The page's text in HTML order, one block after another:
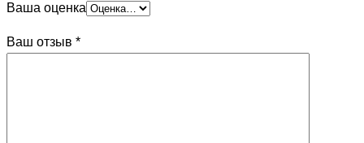
Ваша оценка
Ваш отзыв *